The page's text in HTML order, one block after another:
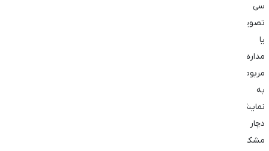
‌سی
تصویر
یا
مدارهای
مربوط
به
نمایشگر
دچار
مشکل